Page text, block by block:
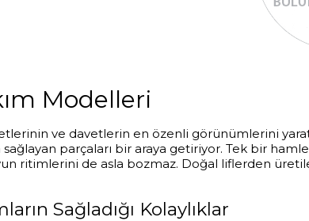
Modelleri
ve davetlerin en özenli görünümlerini
parçaları bir araya getiriyor. Tek bir
ritimlerini de asla bozmaz. Doğal liflerden
Sağladığı Kolaylıklar